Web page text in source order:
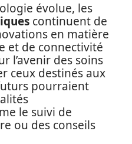
évolue, les
continuent de
en matière
et de connectivité
l’avenir des soins
ceux destinés aux
pourraient
le suivi de
ou des conseils